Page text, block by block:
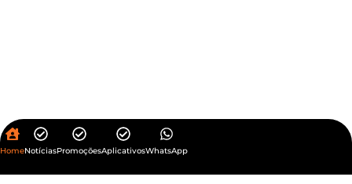
HomeNotíciasPromoçõesAplicativosWhatsApp